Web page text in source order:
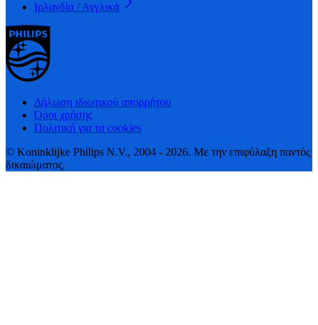
Ιρλανδία / Αγγλικά
Δήλωση ιδιωτικού απορρήτου
Όροι χρήσης
Πολιτική για τα cookies
© Koninklijke Philips N.V., 2004 - 2026. Με την επιφύλαξη παντός
δικαιώματος.